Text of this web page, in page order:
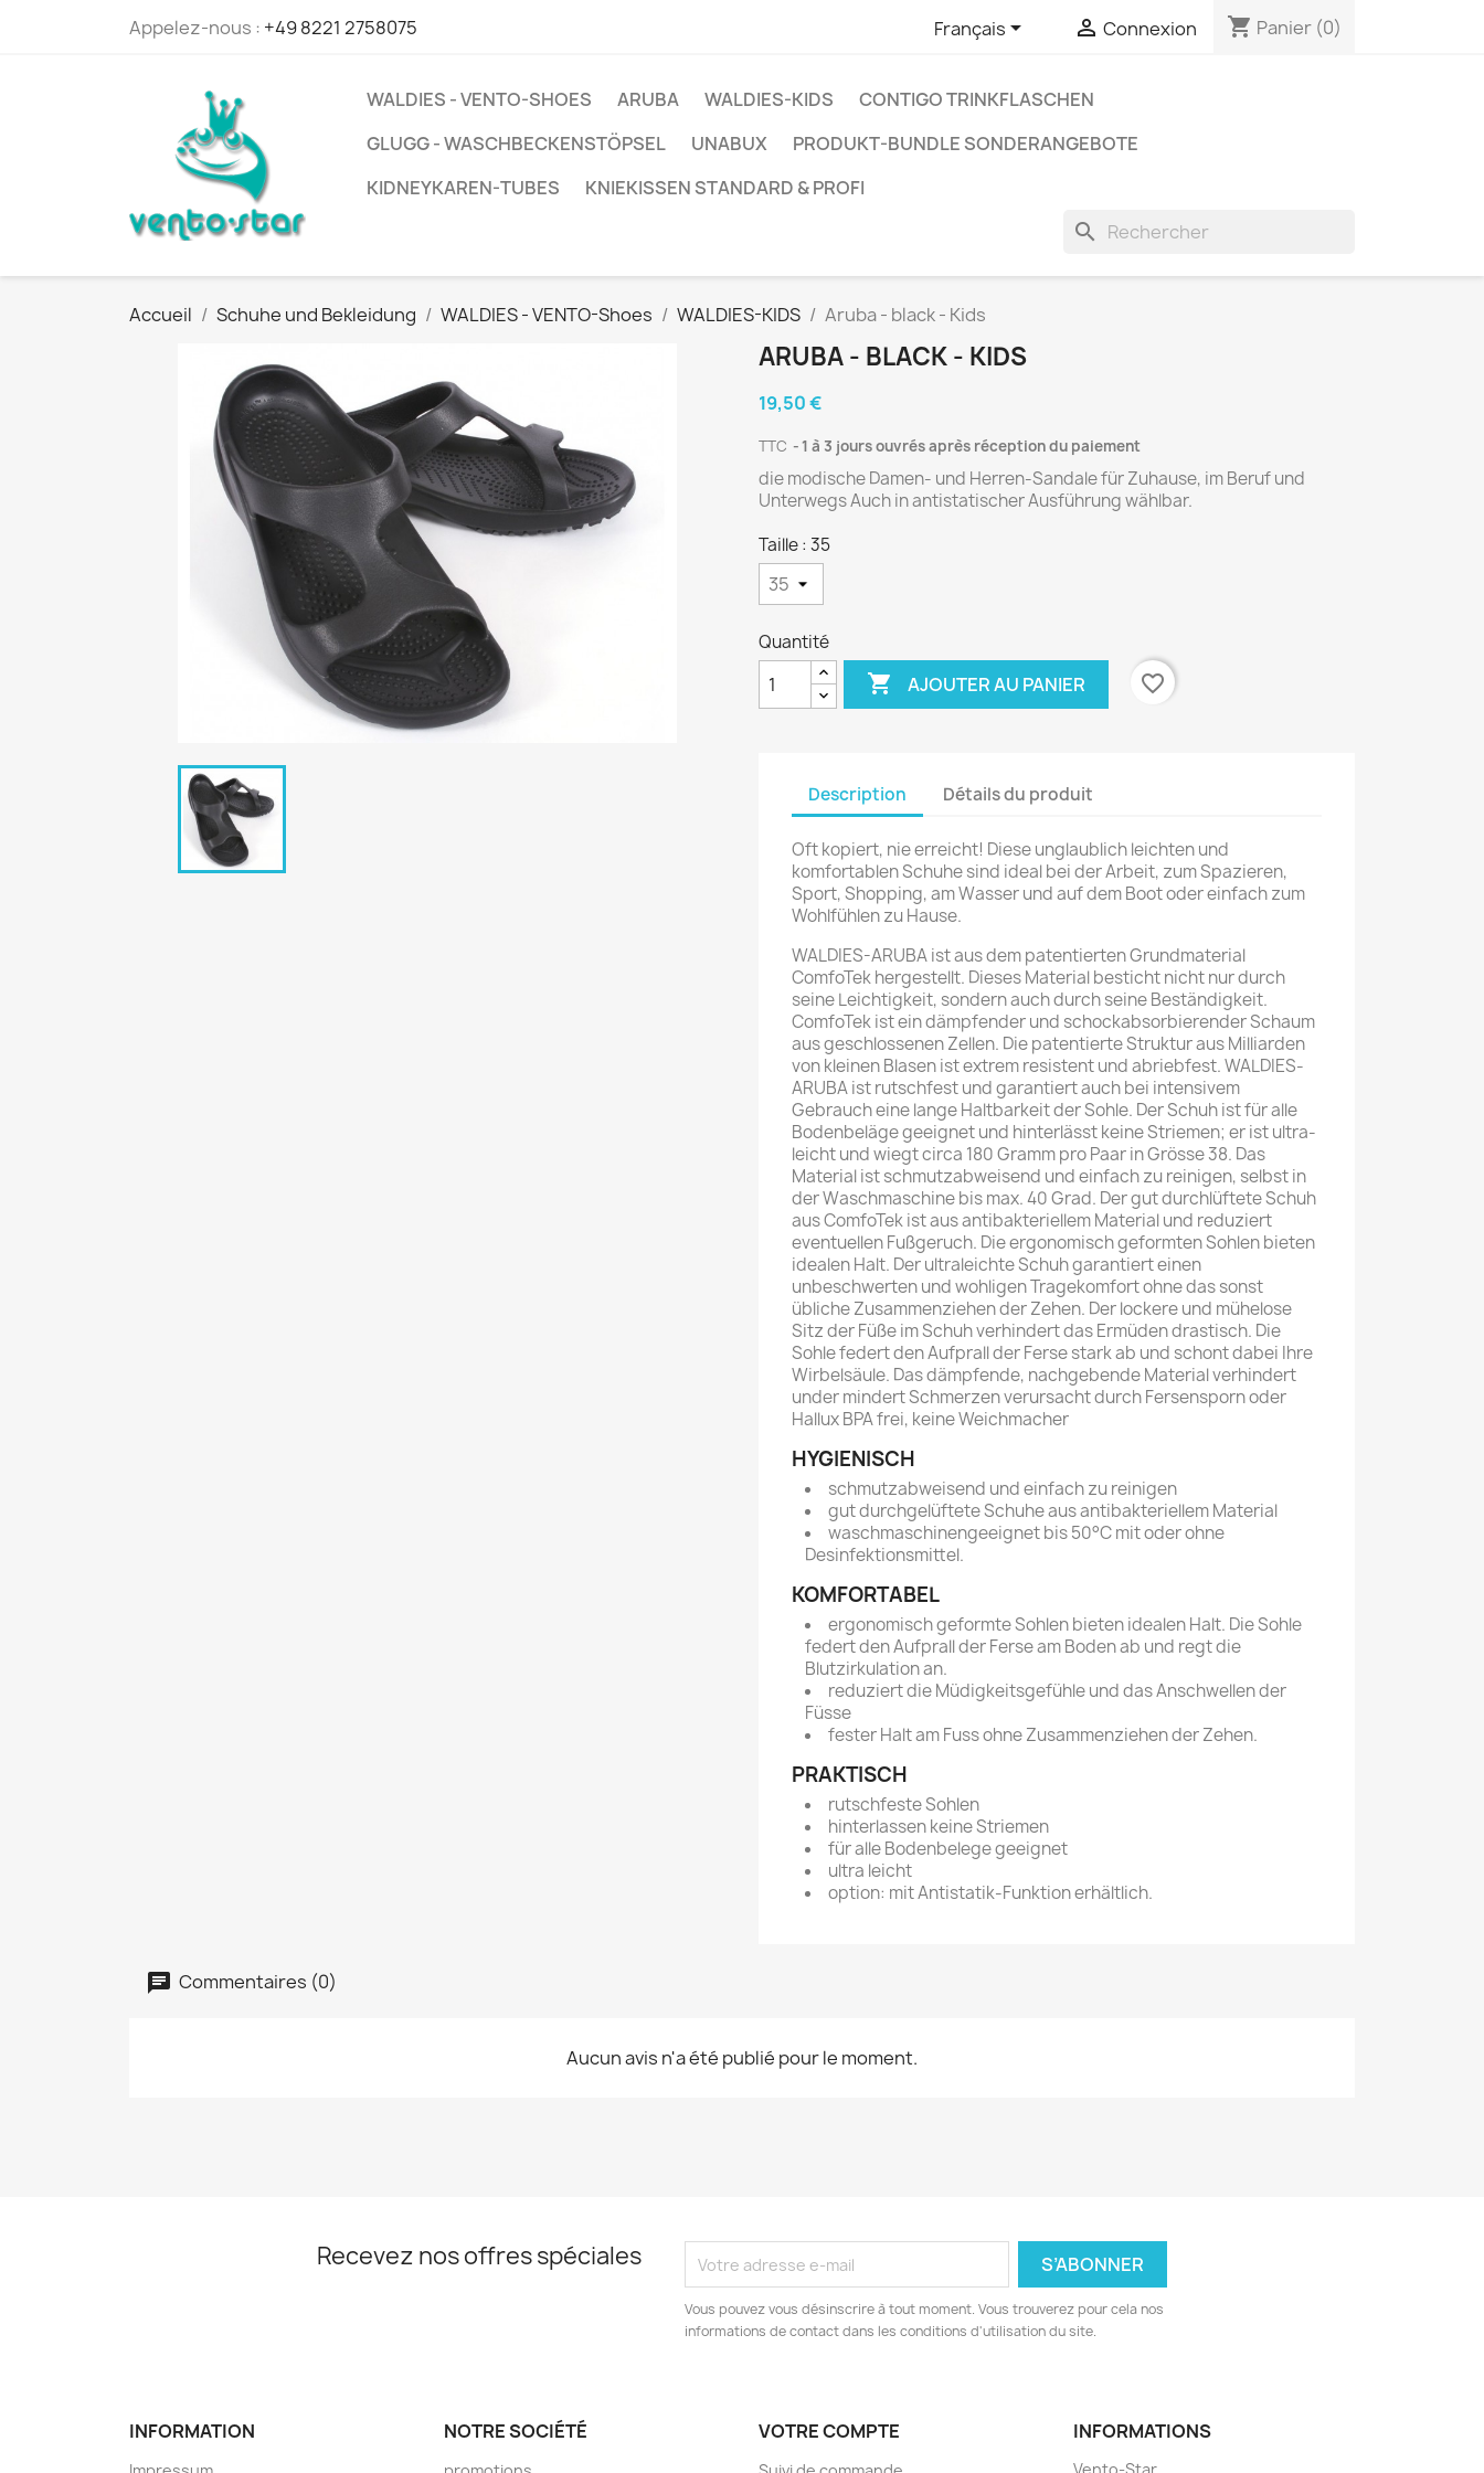
Appelez-nous : +49 8221 2758075 Français  Connexion shopping_cart Panier (0)
WALDIES - VENTO-SHOES ARUBA WALDIES-KIDS
CONTIGO TRINKFLASCHEN
GLUGG - WASCHBECKENSTÖPSEL
UNABUX
PRODUKT-BUNDLE SONDERANGEBOTE
KIDNEYKAREN-TUBES
KNIEKISSEN STANDARD & PROFI
search
Accueil Schuhe und Bekleidung WALDIES - VENTO-Shoes WALDIES-KIDS Aruba - black - Kids
ARUBA - BLACK - KIDS
19,50 €
TTC 1 à 3 jours ouvrés après réception du paiement
die modische Damen- und Herren-Sandale für Zuhause, im Beruf und
Unterwegs Auch in antistatischer Ausführung wählbar.
Taille : 35
Quantité
 AJOUTER AU PANIER favorite_border
Description Détails du produit
Oft kopiert, nie erreicht! Diese unglaublich leichten und
komfortablen Schuhe sind ideal bei der Arbeit, zum Spazieren,
Sport, Shopping, am Wasser und auf dem Boot oder einfach zum
Wohlfühlen zu Hause.
WALDIES-ARUBA ist aus dem patentierten Grundmaterial
ComfoTek hergestellt. Dieses Material besticht nicht nur durch
seine Leichtigkeit, sondern auch durch seine Beständigkeit.
ComfoTek ist ein dämpfender und schockabsorbierender Schaum
aus geschlossenen Zellen. Die patentierte Struktur aus Milliarden
von kleinen Blasen ist extrem resistent und abriebfest. WALDIES-
ARUBA ist rutschfest und garantiert auch bei intensivem
Gebrauch eine lange Haltbarkeit der Sohle. Der Schuh ist für alle
Bodenbeläge geeignet und hinterlässt keine Striemen; er ist ultra-
leicht und wiegt circa 180 Gramm pro Paar in Grösse 38. Das
Material ist schmutzabweisend und einfach zu reinigen, selbst in
der Waschmaschine bis max. 40 Grad. Der gut durchlüftete Schuh
aus ComfoTek ist aus antibakteriellem Material und reduziert
eventuellen Fußgeruch. Die ergonomisch geformten Sohlen bieten
idealen Halt. Der ultraleichte Schuh garantiert einen
unbeschwerten und wohligen Tragekomfort ohne das sonst
übliche Zusammenziehen der Zehen. Der lockere und mühelose
Sitz der Füße im Schuh verhindert das Ermüden drastisch. Die
Sohle federt den Aufprall der Ferse stark ab und schont dabei Ihre
Wirbelsäule. Das dämpfende, nachgebende Material verhindert
under mindert Schmerzen verursacht durch Fersensporn oder
Hallux BPA frei, keine Weichmacher
HYGIENISCH
schmutzabweisend und einfach zu reinigen
gut durchgelüftete Schuhe aus antibakteriellem Material
waschmaschinengeeignet bis 50°C mit oder ohne
Desinfektionsmittel.
KOMFORTABEL
ergonomisch geformte Sohlen bieten idealen Halt. Die Sohle
federt den Aufprall der Ferse am Boden ab und regt die
Blutzirkulation an.
reduziert die Müdigkeitsgefühle und das Anschwellen der
Füsse
fester Halt am Fuss ohne Zusammenziehen der Zehen.
PRAKTISCH
rutschfeste Sohlen
hinterlassen keine Striemen
für alle Bodenbelege geeignet
ultra leicht
option: mit Antistatik-Funktion erhältlich.
Commentaires (0)
Aucun avis n'a été publié pour le moment.
Recevez nos offres spéciales
Vous pouvez vous désinscrire à tout moment. Vous trouverez pour cela nos
informations de contact dans les conditions d'utilisation du site.
INFORMATION NOTRE SOCIÉTÉ VOTRE COMPTE INFORMATIONS